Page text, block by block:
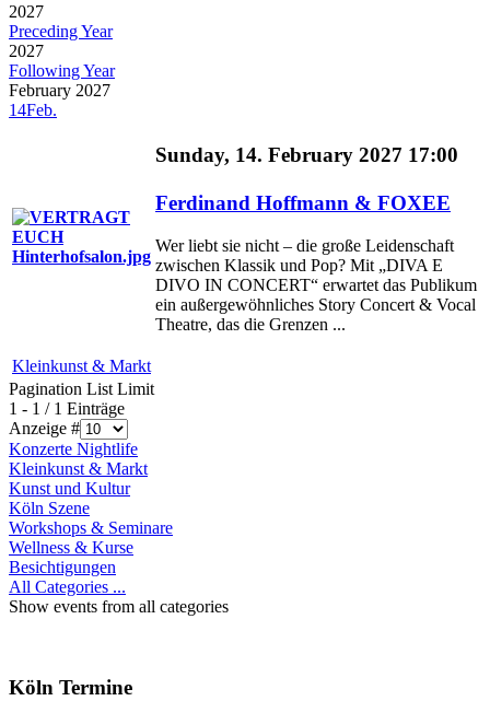
2027
Preceding Year
2027
Following Year
February 2027
14Feb.
Sunday, 14. February 2027 17:00
Ferdinand Hoffmann & FOXEE
Wer liebt sie nicht – die große Leidenschaft
zwischen Klassik und Pop? Mit „DIVA E
DIVO IN CONCERT“ erwartet das Publikum
ein außergewöhnliches Story Concert & Vocal
Theatre, das die Grenzen ...
Kleinkunst & Markt
Pagination List Limit
1 - 1 / 1 Einträge
Anzeige #
Konzerte Nightlife
Kleinkunst & Markt
Kunst und Kultur
Köln Szene
Workshops & Seminare
Wellness & Kurse
Besichtigungen
All Categories ...
Show events from all categories
Köln Termine